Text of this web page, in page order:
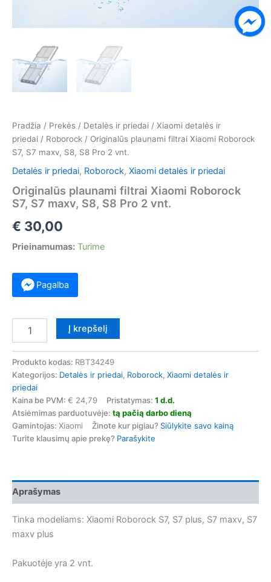
Pradžia / Prekės / Detalės ir priedai / Xiaomi detalės ir
priedai / Roborock / Originalūs plaunami filtrai Xiaomi Roborock
S7, S7 maxv, S8, S8 Pro 2 vnt.
Detalės ir priedai, Roborock, Xiaomi detalės ir priedai
Originalūs plaunami filtrai Xiaomi Roborock
S7, S7 maxv, S8, S8 Pro 2 vnt.
€ 30,00
Prieinamumas: Turime
Pagalba
kiekis:
plaunami
filtrai
Xiaomi
Roborock
S7,
S7
S8,
2
vnt.
Į krepšelį
Produkto kodas: RBT34249
Kategorijos: Detalės ir priedai, Roborock, Xiaomi detalės ir
priedai
Kaina be PVM: € 24,79 Pristatymas: 1 d.d.
Atsiėmimas parduotuvėje: tą pačią darbo dieną
Gamintojas: Xiaomi Žinote kur pigiau? Siūlykite savo kainą
Turite klausimų apie prekę? Parašykite
Aprašymas
Tinka modeliams: Xiaomi Roborock S7, S7 plus, S7 maxv, S7
maxv plus
Pakuotėje yra 2 vnt.